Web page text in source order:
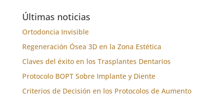
Últimas noticias
Ortodoncia Invisible
Regeneración Ósea 3D en la Zona Estética
Claves del éxito en los Trasplantes Dentarios
Protocolo BOPT Sobre Implante y Diente
Criterios de Decisión en los Protocolos de Aumento